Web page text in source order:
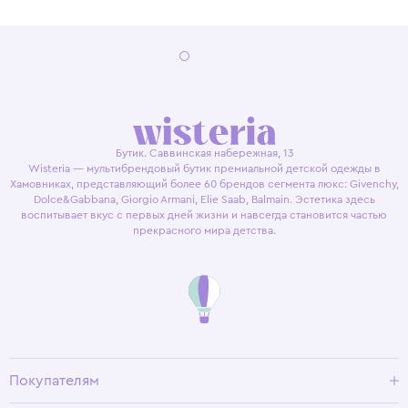
Бутик. Саввинская набережная, 13
Wisteria — мультибрендовый бутик премиальной детской одежды в
Хамовниках, представляющий более 60 брендов сегмента люкс: Givenchy,
Dolce&Gabbana, Giorgio Armani, Elie Saab, Balmain. Эстетика здесь
воспитывает вкус с первых дней жизни и навсегда становится частью
прекрасного мира детства.
Покупателям